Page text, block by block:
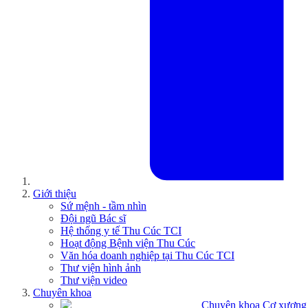
Giới thiệu
Sứ mệnh - tầm nhìn
Đội ngũ Bác sĩ
Hệ thống y tế Thu Cúc TCI
Hoạt động Bệnh viện Thu Cúc
Văn hóa doanh nghiệp tại Thu Cúc TCI
Thư viện hình ảnh
Thư viện video
Chuyên khoa
Chuyên khoa Cơ